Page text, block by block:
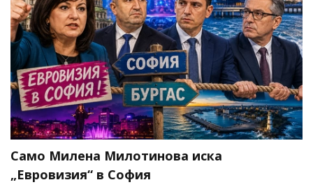
Само Милена Милотинова иска
„Евровизия“ в София